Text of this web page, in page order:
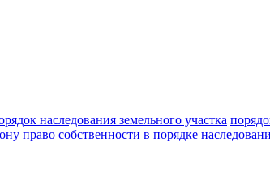
наследования земельного участка
право собственности в порядке